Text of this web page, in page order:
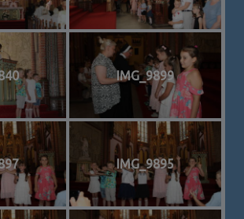
IMG_9899
IMG_9895